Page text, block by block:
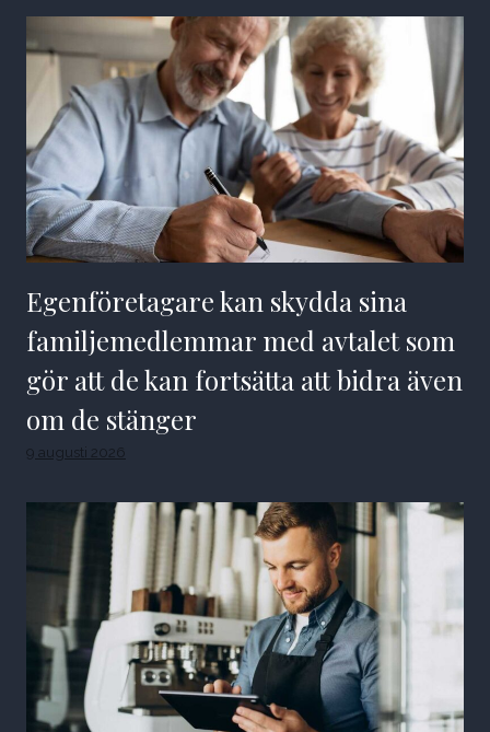
Egenföretagare kan skydda sina
familjemedlemmar med avtalet som
gör att de kan fortsätta att bidra även
om de stänger
9 augusti 2026